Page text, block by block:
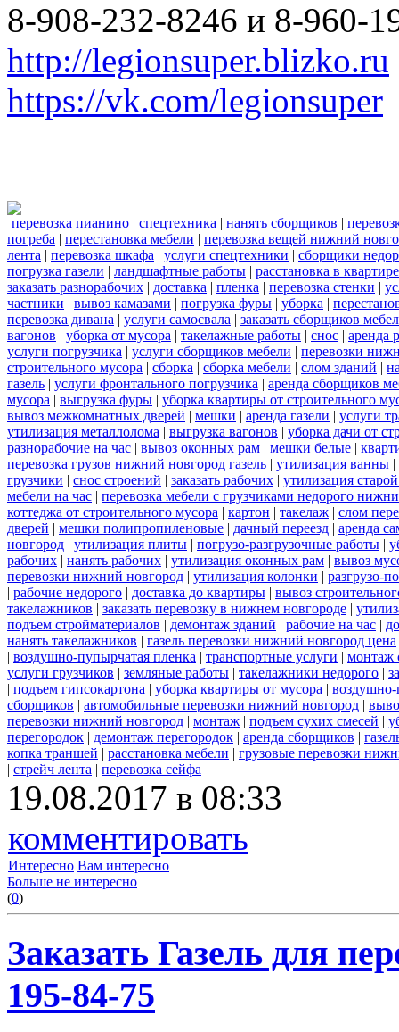
8-908-232-8246 и 8-960-
http://legionsuper.blizko.ru
https://vk.com/legionsuper
перевозка пианино | спецтехника | нанять сборщиков |
погреба | перестановка мебели | перевозка вещей нижний
лента | перевозка шкафа | услуги спецтехники | сборщики
погрузка газели | ландшафтные работы | расстановка в квартире
заказать разнорабочих | доставка | пленка | перевозка стенки |
частники | вывоз камазами | погрузка фуры | уборка |
перевозка дивана | услуги самосвала | заказать сборщиков
вагонов | уборка от мусора | такелажные работы | снос | аренда
услуги погрузчика | услуги сборщиков мебели | перевозки
строительного мусора | сборка | сборка мебели | слом зданий |
газель | услуги фронтального погрузчика | аренда сборщиков
мусора | выгрузка фуры | уборка квартиры от строительного
вывоз межкомнатных дверей | мешки | аренда газели | услуги
утилизация металлолома | выгрузка вагонов | уборка дачи от
разнорабочие на час | вывоз оконных рам | мешки белые |
перевозка грузов нижний новгород газель | утилизация ванны |
грузчики | снос строений | заказать рабочих | утилизация
мебели на час | перевозка мебели с грузчиками недорого
коттеджа от строительного мусора | картон | такелаж | слом
дверей | мешки полипропиленовые | дачный переезд | аренда
новгород | утилизация плиты | погрузо-разгрузочные работы |
рабочих | нанять рабочих | утилизация оконных рам | вывоз
перевозки нижний новгород | утилизация колонки | разгрузо-
| рабочие недорого | доставка до квартиры | вывоз
такелажников | заказать перевозку в нижнем новгороде |
подъем стройматериалов | демонтаж зданий | рабочие на час |
нанять такелажников | газель перевозки нижний новгород цена
| воздушно-пупырчатая пленка | транспортные услуги | монтаж
услуги грузчиков | земляные работы | такелажники недорого |
| подъем гипсокартона | уборка квартиры от мусора | воздушно-
сборщиков | автомобильные перевозки нижний новгород |
перевозки нижний новгород | монтаж | подъем сухих смесей |
перегородок | демонтаж перегородок | аренда сборщиков |
копка траншей | расстановка мебели | грузовые перевозки
| стрейч лента | перевозка сейфа
19.08.2017 в 08:33
комментировать
Интересно Вам интересно
Больше не интересно
(0)
Заказать Газель для
195-84-75